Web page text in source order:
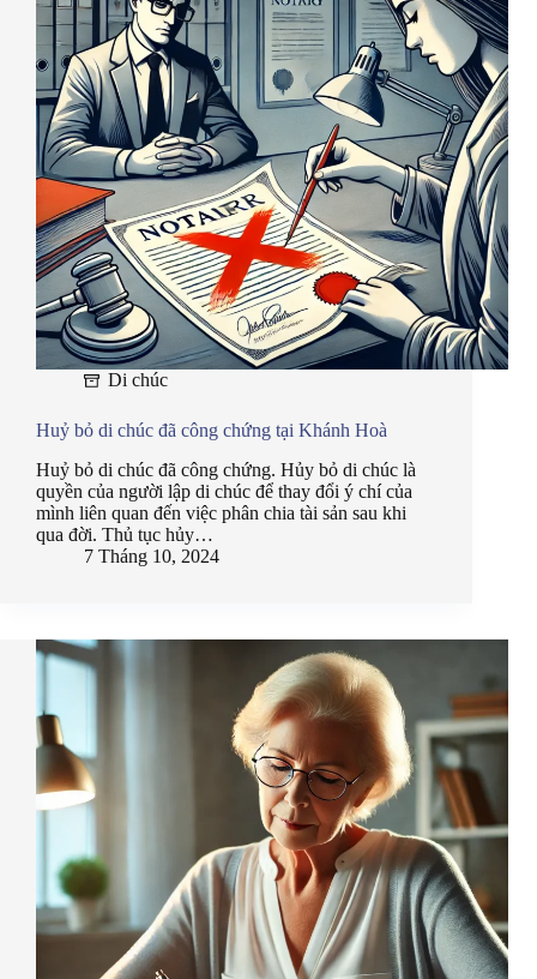
Di chúc
Huỷ bỏ di chúc đã công chứng tại Khánh Hoà
Huỷ bỏ di chúc đã công chứng. Hủy bỏ di chúc là
quyền của người lập di chúc để thay đổi ý chí của
mình liên quan đến việc phân chia tài sản sau khi
qua đời. Thủ tục hủy…
7 Tháng 10, 2024